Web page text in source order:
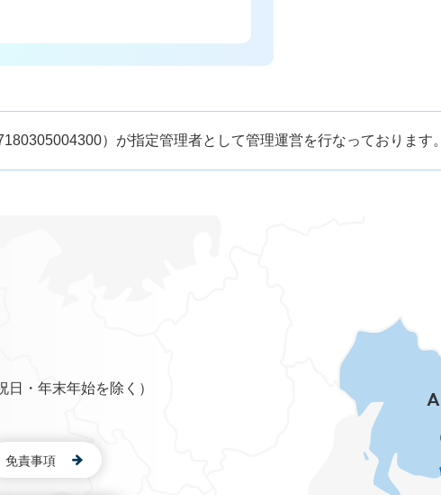
）が指定管理者として管理運営を行なっております。
・年末年始を除く）
免責事項